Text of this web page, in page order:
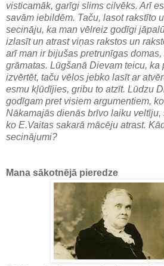
visticamāk, garīgi slims cilvēks. Arī
savām iebildēm. Taču, lasot rakstīto
secināju, ka man vēlreiz godīgi
izlasīt un atrast viņas rakstos un
arī man ir bijušas pretrunīgas
grāmatas. Lūgšanā Dievam teicu, ka
izvērtēt, taču vēlos jebko lasīt ar
esmu kļūdījies, gribu to atzīt. Lūdzu
godīgam pret visiem argumentiem,
Nākamajās dienās brīvo laiku veltīju,
ko E.Vaitas sakarā mācēju atrast.
secinājumi?
Mana sākotnējā pieredze